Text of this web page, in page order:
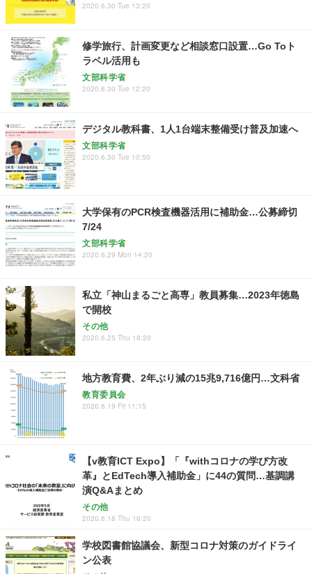
2020.6.30 Tue 13:20
修学旅行、計画変更など相談窓口設置…Go Toト
ラベル活用も
文部科学省
2020.6.30 Tue 12:20
デジタル教科書、1人1台端末整備受け普及加速へ
文部科学省
2020.6.30 Tue 10:50
大学保有のPCR検査機器活用に補助金…公募締切
7/24
文部科学省
2020.6.29 Mon 14:20
私立「神山まるごと高専」教員募集…2023年徳島
で開校
その他
2020.6.25 Thu 18:20
地方教育費、2年ぶり減の15兆9,716億円…文科省
教育委員会
2020.6.19 Fri 11:15
【v教育ICT Expo】「『withコロナの学び方改
革』とEdTech導入補助金」に44の質問…基調講
演Q&Aまとめ
その他
2020.6.18 Thu 16:20
学校図書館協議会、新型コロナ対策のガイドライ
ン公表